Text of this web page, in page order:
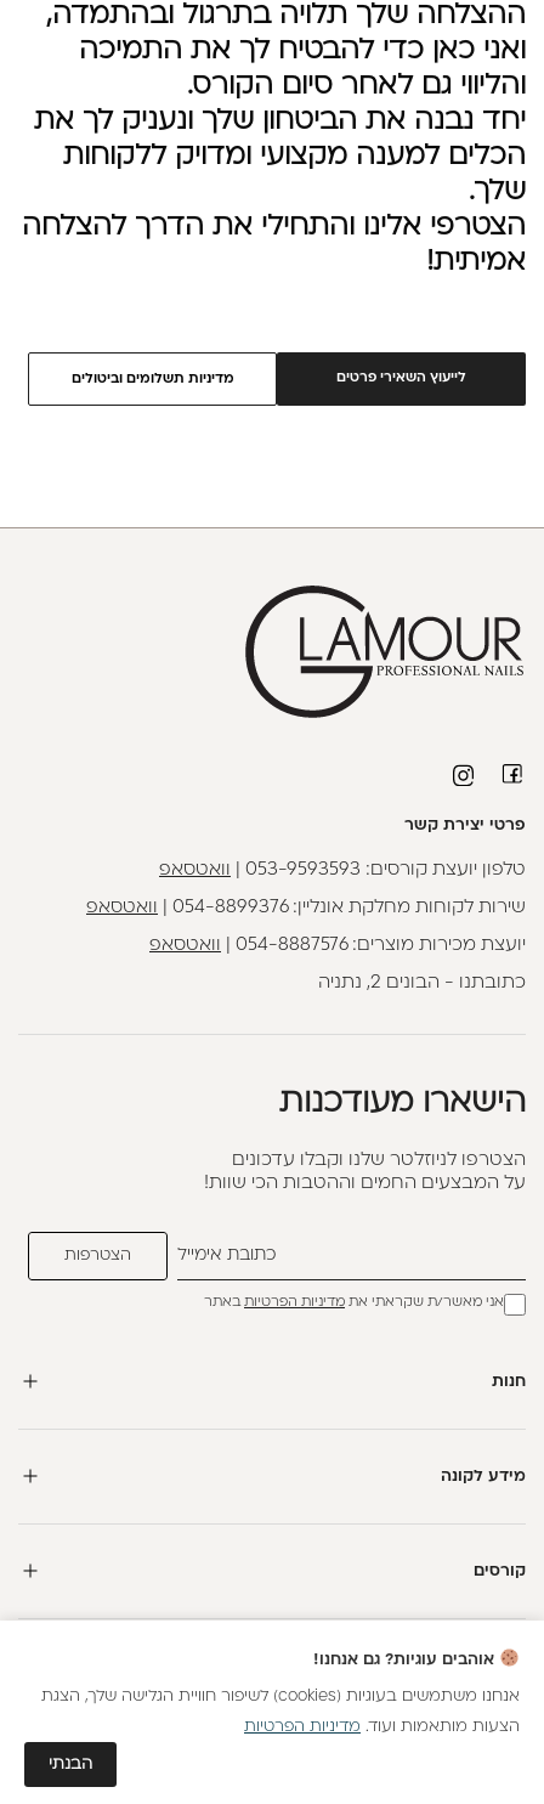
ההצלחה שלך תלויה בתרגול ובהתמדה,
ואני כאן כדי להבטיח לך את התמיכה
והליווי גם לאחר סיום הקורס.
יחד נבנה את הביטחון שלך ונעניק לך את
הכלים למענה מקצועי ומדויק ללקוחות
שלך.
הצטרפי אלינו והתחילי את הדרך להצלחה
אמיתית!
לייעוץ השאירי פרטים מדיניות תשלומים וביטולים
פרטי יצירת קשר
טלפון יועצת קורסים: 053-9593593 וואטסאפ
שירות לקוחות מחלקת אונליין:054-8899376 וואטסאפ
יועצת מכירות מוצרים:054-8887576 וואטסאפ
כתובתנו - הבונים 2, נתניה
הישארו מעודכנות
הצטרפו לניוזלטר שלנו וקבלו עדכונים
על המבצעים החמים וההטבות הכי שוות!
אני מאשר/ת שקראתי את מדיניות הפרטיותבאתר
חנות
מידע לקונה
קורסים
כל הזכויות שמורות
אוהבים עוגיות? גם אנחנו!
אנחנו משתמשים בעוגיות (cookies) לשיפור חוויית הגלישה שלך, הצגת
הצעות מותאמות ועוד. מדיניות הפרטיות
הבנתי